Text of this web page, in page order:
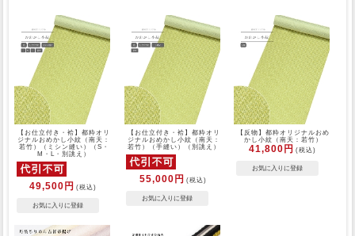
【お仕立付き・袷】都粋オリ
ジナルおめかし小紋（南天：
若竹）（ミシン縫い）（S・
M・L・別誂え）
49,500円 (税込)
【お仕立付き・袷】都粋オリ
ジナルおめかし小紋（南天：
若竹）（手縫い）（別誂え）
55,000円 (税込)
【反物】都粋オリジナルおめ
かし小紋（南天：若竹）
41,800円 (税込)